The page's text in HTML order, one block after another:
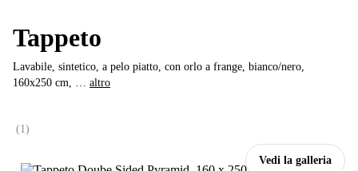
Vedi la galleria
Tappeto
Lavabile, sintetico, a pelo piatto, con orlo a frange, bianco/nero,
160x250 cm, … altro
(1 )